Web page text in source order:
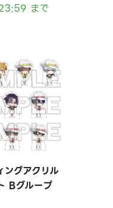
まで
ングアクリル
Bグループ